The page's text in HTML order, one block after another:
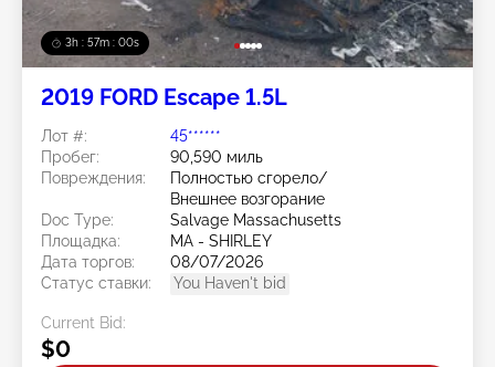
3h : 56m : 57s
2019 FORD Escape 1.5L
Лот #:
45******
Пробег:
90,590 миль
Повреждения:
Полностью сгорело/
Внешнее возгорание
Doc Type:
Salvage Massachusetts
Площадка:
MA - SHIRLEY
Дата торгов:
08/07/2026
Статус ставки:
You Haven't bid
Current Bid:
$0